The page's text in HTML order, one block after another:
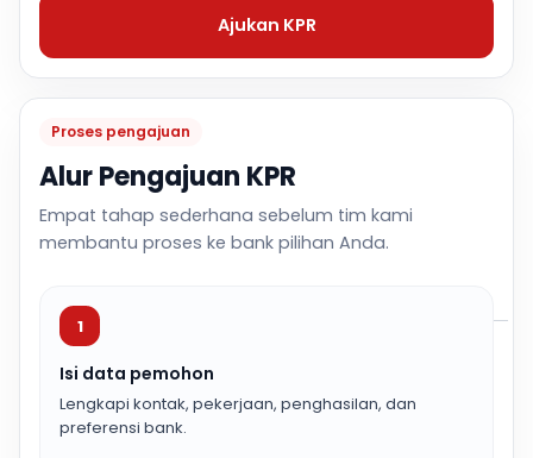
Proses pengajuan
Alur Pengajuan KPR
Empat tahap sederhana sebelum tim kami
membantu proses ke bank pilihan Anda.
1
Isi data pemohon
Lengkapi kontak, pekerjaan, penghasilan, dan
preferensi bank.
Ajukan KPR